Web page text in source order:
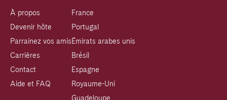
À propos
Devenir hôte
Parrainez vos amis
Carrières
Contact
Aide et FAQ
France
Portugal
Émirats arabes unis
Brésil
Espagne
Royaume-Uni
Guadeloupe